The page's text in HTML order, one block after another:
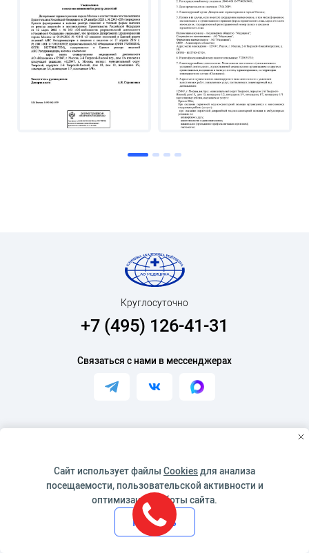
Круглосуточно
+7 (495) 126-41-31
Связаться с нами в мессенджерах
Сайт использует файлы Cookiesдля анализа
посещаемости, пользовательской активности и
оптимизации работы сайта.
Принять